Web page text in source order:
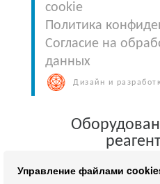
cookie
Политика
Согласие на
данных
Дизайн и
Управление файлами